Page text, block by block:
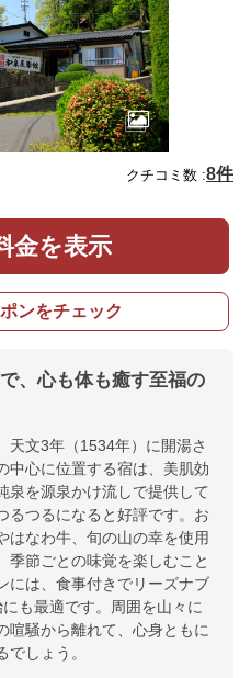
クチコミ数 :8件
金を表示
ンをチェック
、心も体も癒す至福の
天文3年（1534年）に開湯さ
中心に位置する宿は、美肌効
泉を源泉かけ流しで提供して
るつるになると好評です。お
はなわ牛、旬の山の幸を使用
季節ごとの味覚を楽しむこと
には、食事付きでリーズナブ
も最適です。周囲を山々に
喧騒から離れて、心身ともに
でしょう。